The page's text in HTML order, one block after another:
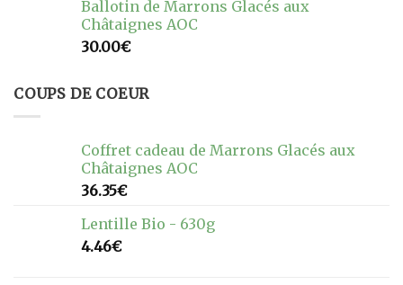
Ballotin de Marrons Glacés aux
Châtaignes AOC
30.00€
COUPS DE COEUR
Coffret cadeau de Marrons Glacés aux
Châtaignes AOC
36.35€
Lentille Bio - 630g
4.46€